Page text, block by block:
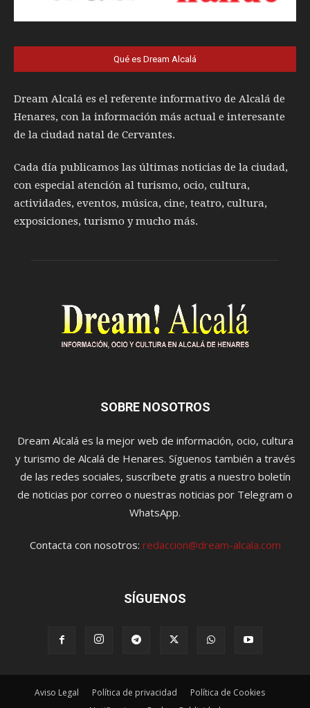
Qué es Dream Alcalá
Dream Alcalá es el referente informativo de Alcalá de
Henares, con la información más actual e interesante
de la ciudad natal de Cervantes.
Cada día publicamos las últimas noticias de la ciudad,
con especial atención al turismo, ocio, cultura,
actividades, eventos, música, cine, teatro, cultura,
exposiciones, turismo y mucho más.
SOBRE NOSOTROS
Dream Alcalá es la mejor web de información, ocio, cultura
y turismo de Alcalá de Henares. Síguenos también a través
de las redes sociales, suscríbete gratis a nuestro boletín
de noticias por correo o nuestras noticias por Telegram o
WhatsApp.
Contacta con nosotros: redaccion@dream-alcala.com
SÍGUENOS
Aviso Legal Política de privacidad
Política de Cookies